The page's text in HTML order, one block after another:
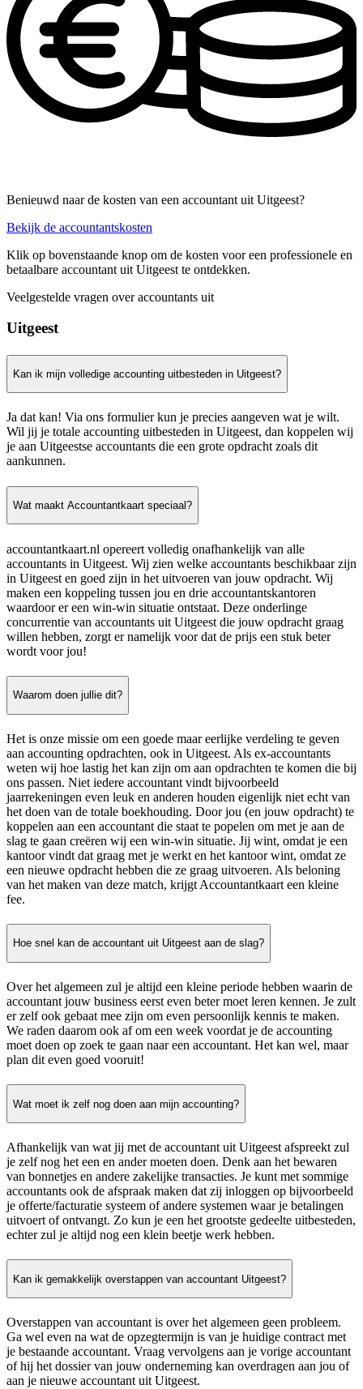
Benieuwd naar de kosten van een accountant uit Uitgeest?
Bekijk de accountantskosten
Klik op bovenstaande knop om de kosten voor een professionele en
betaalbare accountant uit Uitgeest te ontdekken.
Veelgestelde vragen over accountants uit
Uitgeest
Kan ik mijn volledige accounting uitbesteden in Uitgeest?
Ja dat kan! Via ons formulier kun je precies aangeven wat je wilt.
Wil jij je totale accounting uitbesteden in Uitgeest, dan koppelen wij
je aan Uitgeestse accountants die een grote opdracht zoals dit
aankunnen.
Wat maakt Accountantkaart speciaal?
accountantkaart.nl opereert volledig onafhankelijk van alle
accountants in Uitgeest. Wij zien welke accountants beschikbaar zijn
in Uitgeest en goed zijn in het uitvoeren van jouw opdracht. Wij
maken een koppeling tussen jou en drie accountantskantoren
waardoor er een win-win situatie ontstaat. Deze onderlinge
concurrentie van accountants uit Uitgeest die jouw opdracht graag
willen hebben, zorgt er namelijk voor dat de prijs een stuk beter
wordt voor jou!
Waarom doen jullie dit?
Het is onze missie om een goede maar eerlijke verdeling te geven
aan accounting opdrachten, ook in Uitgeest. Als ex-accountants
weten wij hoe lastig het kan zijn om aan opdrachten te komen die bij
ons passen. Niet iedere accountant vindt bijvoorbeeld
jaarrekeningen even leuk en anderen houden eigenlijk niet echt van
het doen van de totale boekhouding. Door jou (en jouw opdracht) te
koppelen aan een accountant die staat te popelen om met je aan de
slag te gaan creëren wij een win-win situatie. Jij wint, omdat je een
kantoor vindt dat graag met je werkt en het kantoor wint, omdat ze
een nieuwe opdracht hebben die ze graag uitvoeren. Als beloning
van het maken van deze match, krijgt Accountantkaart een kleine
fee.
Hoe snel kan de accountant uit Uitgeest aan de slag?
Over het algemeen zul je altijd een kleine periode hebben waarin de
accountant jouw business eerst even beter moet leren kennen. Je zult
er zelf ook gebaat mee zijn om even persoonlijk kennis te maken.
We raden daarom ook af om een week voordat je de accounting
moet doen op zoek te gaan naar een accountant. Het kan wel, maar
plan dit even goed vooruit!
Wat moet ik zelf nog doen aan mijn accounting?
Afhankelijk van wat jij met de accountant uit Uitgeest afspreekt zul
je zelf nog het een en ander moeten doen. Denk aan het bewaren
van bonnetjes en andere zakelijke transacties. Je kunt met sommige
accountants ook de afspraak maken dat zij inloggen op bijvoorbeeld
je offerte/facturatie systeem of andere systemen waar je betalingen
uitvoert of ontvangt. Zo kun je een het grootste gedeelte uitbesteden,
echter zul je altijd nog een klein beetje werk hebben.
Kan ik gemakkelijk overstappen van accountant Uitgeest?
Overstappen van accountant is over het algemeen geen probleem.
Ga wel even na wat de opzegtermijn is van je huidige contract met
je bestaande accountant. Vraag vervolgens aan je vorige accountant
of hij het dossier van jouw onderneming kan overdragen aan jou of
aan je nieuwe accountant uit Uitgeest.